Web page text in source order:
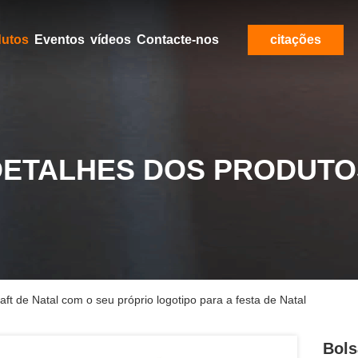
Eventos vídeos Contacte-nos citações
DOS
de Natal com o seu próprio logotipo para a festa de Natal